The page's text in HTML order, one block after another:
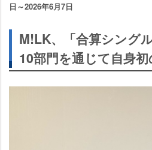
日～2026年6月7日
M!LK、「合算シング
10部門を通じて自身